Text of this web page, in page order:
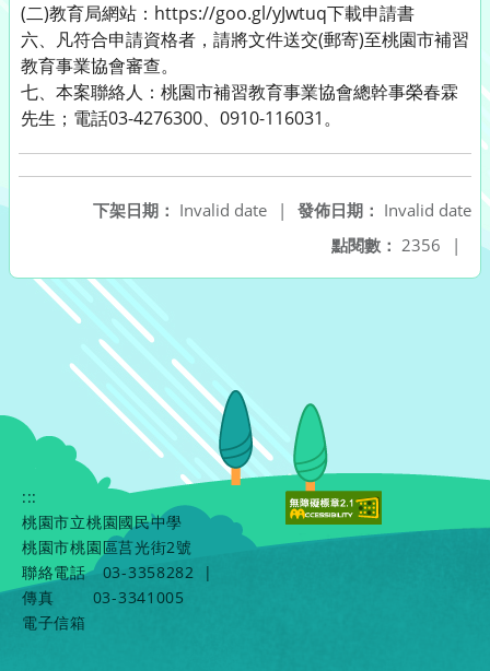
(二)教育局網站：https://goo.gl/yJwtuq下載申請書
六、凡符合申請資格者，請將文件送交(郵寄)至桃園市補習
教育事業協會審查。
七、本案聯絡人：桃園市補習教育事業協會總幹事榮春霖
先生；電話03-4276300、0910-116031。
發佈日期： Invalid date
下架日期： Invalid date
|
點閱數： 2356 |
:::
桃園市立桃園國民中學
桃園市桃園區莒光街2號
聯絡電話
03-3358282
|
傳真
03-3341005
電子信箱